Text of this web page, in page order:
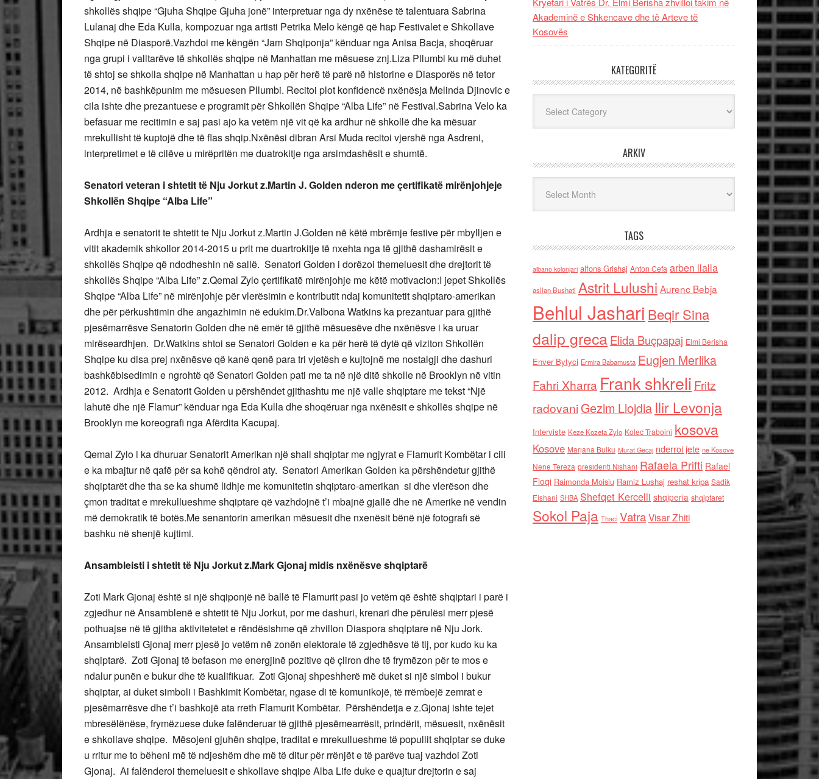
shkollës shqipe “Gjuha Shqipe Gjuha jonë” interpretuar nga dy nxënëse të talentuara Sabrina
Lulanaj dhe Eda Kulla, kompozuar nga artisti Petrika Melo këngë që hap Festivalet e Shkollave
Shqipe në Diasporë.Vazhdoi me këngën “Jam Shqiponja” kënduar nga Anisa Bacja, shoqëruar
nga grupi i valltarëve të shkollës shqipe në Manhattan me mësuese znj.Liza Pllumbi ku më duhet
të shtoj se shkolla shqipe në Manhattan u hap për herë të parë në historine e Diasporës në tetor
2014, në bashkëpunim me mësuesen Pllumbi. Recitoi plot konfidencë nxënësja Melinda Djinovic e
cila ishte dhe prezantuese e programit për Shkollën Shqipe “Alba Life” në Festival.Sabrina Velo ka
befasuar me recitimin e saj pasi ajo ka vetëm një vit që ka ardhur në shkollë dhe ka mësuar
mrekullisht të kuptojë dhe të flas shqip.Nxënësi dibran Arsi Muda recitoi vjershë nga Asdreni,
interpretimet e të cilëve u mirëpritën me duatrokitje nga arsimdashësit e shumtë.
Senatori veteran i shtetit të Nju Jorkut z.Martin J. Golden nderon me çertifikatë mirënjohjeje
Shkollën Shqipe “Alba Life”
Ardhja e senatorit te shtetit te Nju Jorkut z.Martin J.Golden në këtë mbrëmje festive për mbylljen e
vitit akademik shkollor 2014-2015 u prit me duartrokitje të nxehta nga të gjithë dashamirësit e
shkollës Shqipe që ndodheshin në sallë. Senatori Golden i dorëzoi themeluesit dhe drejtorit të
shkollës Shqipe “Alba Life” z.Qemal Zylo çertifikatë mirënjohje me këtë motivacion:I jepet Shkollës
Shqipe “Alba Life” në mirënjohje për vlerësimin e kontributit ndaj komunitetit shqiptaro-amerikan
dhe për përkushtimin dhe angazhimin në edukim.Dr.Valbona Watkins ka prezantuar para gjithë
pjesëmarrësve Senatorin Golden dhe në emër të gjithë mësuesëve dhe nxënësve i ka uruar
mirëseardhjen. Dr.Watkins shtoi se Senatori Golden e ka për herë të dytë që viziton Shkollën
Shqipe ku disa prej nxënësve që kanë qenë para tri vjetësh e kujtojnë me nostalgji dhe dashuri
bashkëbisedimin e ngrohtë që Senatori Golden pati me ta në një ditë shkolle në Brooklyn në vitin
2012. Ardhja e Senatorit Golden u përshëndet gjithashtu me një valle shqiptare me tekst “Një
lahutë dhe një Flamur” kënduar nga Eda Kulla dhe shoqëruar nga nxënësit e shkollës shqipe në
Brooklyn me koreografi nga Afërdita Kacupaj.
Qemal Zylo i ka dhuruar Senatorit Amerikan një shall shqiptar me ngjyrat e Flamurit Kombëtar i cili
e ka mbajtur në qafë për sa kohë qëndroi aty. Senatori Amerikan Golden ka përshëndetur gjithë
shqiptarët dhe tha se ka shumë lidhje me komunitetin shqiptaro-amerikan si dhe vlerëson dhe
çmon traditat e mrekullueshme shqiptare që vazhdojnë t’i mbajnë gjallë dhe në Amerike në vendin
më demokratik të botës.Me senantorin amerikan mësuesit dhe nxenësit bënë një fotografi së
bashku në shenjë kujtimi.
Ansambleisti i shtetit të Nju Jorkut z.Mark Gjonaj midis nxënësve shqiptarë
Zoti Mark Gjonaj është si një shqiponjë në ballë të Flamurit pasi jo vetëm që është shqiptari i parë i
zgjedhur në Ansamblenë e shtetit të Nju Jorkut, por me dashuri, krenari dhe përulësi merr pjesë
pothuajse në të gjitha aktivitetetet e rëndësishme që zhvillon Diaspora shqiptare në Nju Jork.
Ansambleisti Gjonaj merr pjesë jo vetëm në zonën elektorale të zgjedhësve të tij, por kudo ku ka
shqiptarë. Zoti Gjonaj të befason me energjinë pozitive që çliron dhe të frymëzon për te mos e
ndalur punën e bukur dhe të kualifikuar. Zoti Gjonaj shpeshherë më duket si një simbol i bukur
shqiptar, ai duket simboli i Bashkimit Kombëtar, ngase di të komunikojë, të rrëmbejë zemrat e
pjesëmarrësve dhe t’i bashkojë ata rreth Flamurit Kombëtar. Përshëndetja e z.Gjonaj ishte tejet
mbresëlënëse, frymëzuese duke falënderuar të gjithë pjesëmearrësit, prindërit, mësuesit, nxënësit
e shkollave shqipe. Mësojeni gjuhën shqipe, traditat e mrekullueshme të popullit shqiptar se duke
u rritur me to bëheni më të ndjeshëm dhe më të ditur për rrënjët e të parëve tuaj vazhdoi Zoti
Gjonaj. Ai falënderoi themeluesit e shkollave shqipe Alba Life duke e quajtur drejtorin e saj
Akademinë e Shkencave dhe të Arteve të
Kosovës
KATEGORITË
ARKIV
TAGS
albano kolonjari alfons Grishaj Anton Cefa arben llalla
asllan Bushati Astrit Lulushi Aurenc Bebja
Behlul Jashari Beqir Sina
dalip grecaElida Buçpapaj Elmi Berisha
Enver Bytyci Ermira Babamusta Eugjen Merlika
Fahri Xharra Frank shkreli Fritz
radovaniGezim Llojdia Ilir Levonja
Interviste Keze Kozeta Zylo Kolec Traboini kosova
Kosove Marjana Bulku Murat Gecaj nderroi jete ne Kosove
Nene Tereza presidenti Nishani Rafaela Prifti Rafael
Floqi Raimonda Moisiu Ramiz Lushaj reshat kripa Sadik
Elshani SHBA Shefqet Kercelli shqiperia shqiptaret
Sokol Paja Thaci VatraVisar Zhiti